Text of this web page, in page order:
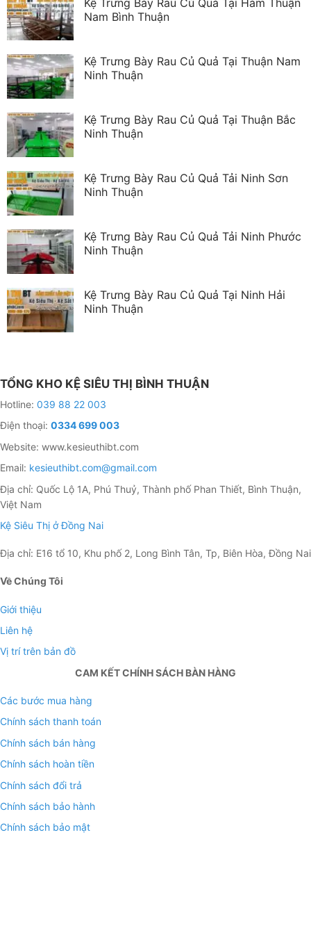
Nam Bình Thuận
Kệ Trưng Bày Rau Củ Quả Tại Thuận Nam
Ninh Thuận
Kệ Trưng Bày Rau Củ Quả Tại Thuận Bắc
Ninh Thuận
Kệ Trưng Bày Rau Củ Quả Tải Ninh Sơn
Ninh Thuận
Kệ Trưng Bày Rau Củ Quả Tải Ninh Phước
Ninh Thuận
Kệ Trưng Bày Rau Củ Quả Tại Ninh Hải
Ninh Thuận
TỔNG KHO KỆ SIÊU THỊ BÌNH THUẬN
Hotline: 039 88 22 003
Điện thoại: 0334 699 003
Website: www.kesieuthibt.com
Email: kesieuthibt.com@gmail.com
Địa chỉ: Quốc Lộ 1A, Phú Thuỷ, Thành phố Phan Thiết, Bình Thuận,
Việt Nam
Kệ Siêu Thị ở Đồng Nai
Địa chỉ: E16 tổ 10, Khu phố 2, Long Bình Tân, Tp, Biên Hòa, Đồng Nai
Về Chúng Tôi
Giới thiệu
Liên hệ
Vị trí trên bản đồ
CAM KẾT CHÍNH SÁCH BÀN HÀNG
Các bước mua hàng
Chính sách thanh toán
Chính sách bán hàng
Chính sách hoàn tiền
Chính sách đổi trả
Chính sách bảo hành
Chính sách bảo mật